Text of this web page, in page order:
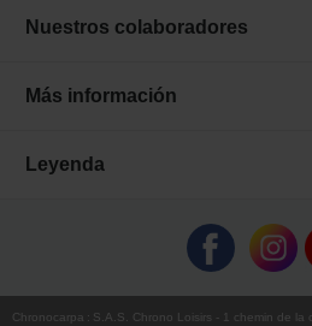
Nuestros colaboradores
Más información
Leyenda
Chronocarpa : S.A.S. Chrono Loisirs - 1 chemin de la